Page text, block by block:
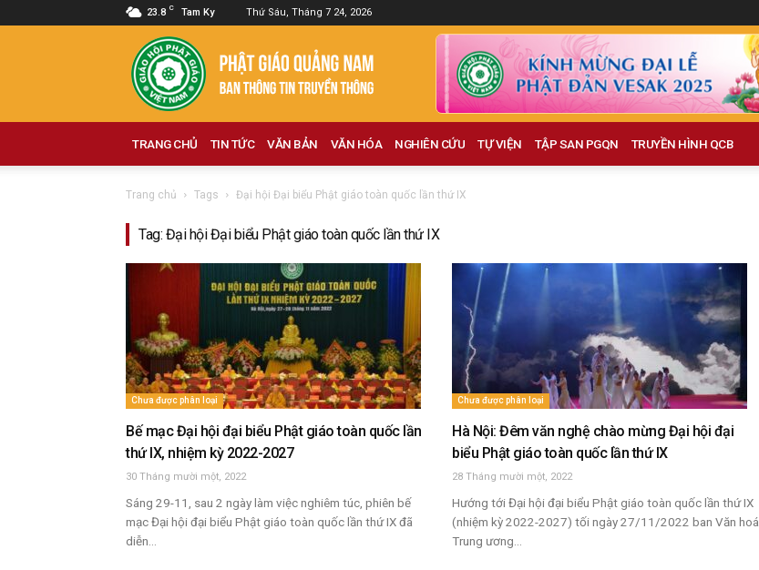
23.8 C Tam Ky Thứ Sáu, Tháng 7 24, 2026
Phật
giáo
Quảng
Nam
TRANG CHỦ TIN TỨC VĂN BẢN VĂN HÓA NGHIÊN CỨU TỰ VIỆN TẬP SAN PGQN TRUYỀN HÌNH QCB
Trang chủ Tags Đại hội Đại biểu Phật giáo toàn quốc lần thứ IX
Tag: Đại hội Đại biểu Phật giáo toàn quốc lần thứ IX
Chưa được phân loại
Bế mạc Đại hội đại biểu Phật giáo toàn quốc lần
thứ IX, nhiệm kỳ 2022-2027
30 Tháng mười một, 2022
Sáng 29-11, sau 2 ngày làm việc nghiêm túc, phiên bế
mạc Đại hội đại biểu Phật giáo toàn quốc lần thứ IX đã
diễn...
Chưa được phân loại
Hà Nội: Đêm văn nghệ chào mừng Đại hội đại
biểu Phật giáo toàn quốc lần thứ IX
28 Tháng mười một, 2022
Hướng tới Đại hội đại biểu Phật giáo toàn quốc lần thứ IX
(nhiệm kỳ 2022-2027) tối ngày 27/11/2022 ban Văn hoá
Trung ương...